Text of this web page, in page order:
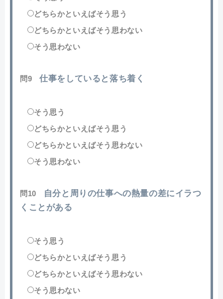
どちらかといえばそう思う
どちらかといえばそう思わない
そう思わない
問9 仕事をしていると落ち着く
そう思う
どちらかといえばそう思う
どちらかといえばそう思わない
そう思わない
問10
自分と周りの仕事への熱量の差にイラつ
くことがある
そう思う
どちらかといえばそう思う
どちらかといえばそう思わない
そう思わない